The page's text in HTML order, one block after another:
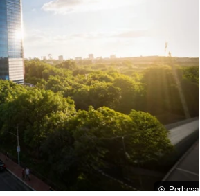
Perbesar